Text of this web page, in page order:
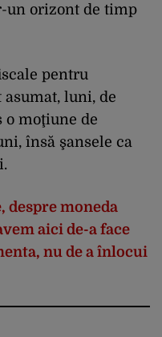
un orizont de timp
pentru
luni, de
o moţiune de
însă şansele ca
despre moneda
aici de-a face
nu de a înlocui